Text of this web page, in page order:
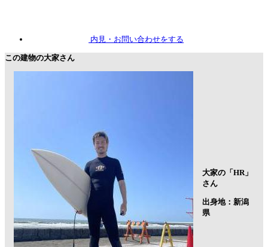
内見 ・お問い合わせをする
この建物の大家さん
大家の「HR」
さん
出身地：新潟
県